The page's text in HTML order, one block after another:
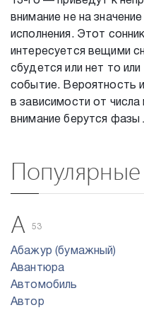
внимание не на
исполнения. Этот
интересуется вещими
сбудется или нет то
событие. Вероятность
в зависимости от
внимание берутся фазы
А
53
Абажур (бумажный)
Авантюра
Автомобиль
Автор